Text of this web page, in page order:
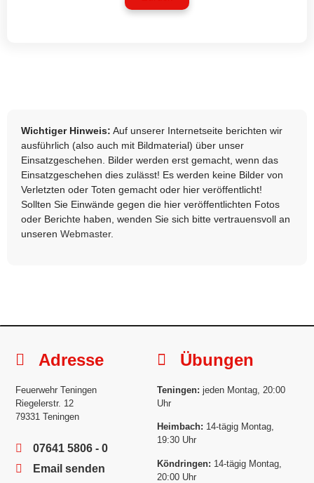
Wichtiger Hinweis: Auf unserer Internetseite berichten wir
ausführlich (also auch mit Bildmaterial) über unser
Einsatzgeschehen. Bilder werden erst gemacht, wenn das
Einsatzgeschehen dies zulässt! Es werden keine Bilder von
Verletzten oder Toten gemacht oder hier veröffentlicht!
Sollten Sie Einwände gegen die hier veröffentlichten Fotos
oder Berichte haben, wenden Sie sich bitte vertrauensvoll an
unseren Webmaster.
Adresse
Feuerwehr Teningen
Riegelerstr. 12
79331 Teningen
07641 5806 - 0
Email senden
Übungen
Teningen: jeden Montag, 20:00
Uhr
Heimbach: 14-tägig Montag,
19:30 Uhr
Köndringen: 14-tägig Montag,
20:00 Uhr